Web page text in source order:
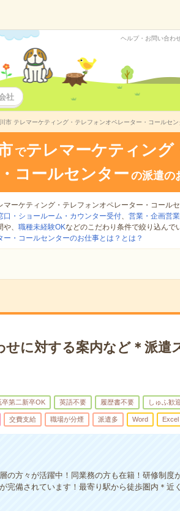
ヘルプ・お問い合わ
社
市 テレマーケティング・テレフォンオペレーター・コールセ
でテレマーケティング
コールセンターの派遣の
ーケティング・テレフォンオペレーター・コールセ
口・ショールーム・カウンター受付、 営業・企画営
、 職種未経験OKなどのこだわり条件で絞り込んで
・コールセンターのお仕事とは？とは？
せに対する案内など＊派遣
卒第二新卒OK 英語不要 履歴書不要 しゅふ歓
交費支給 職場が分煙 派遣多 Word Excel
の方々が活躍中！同業務の方も在籍！研修制度
完備されています！最寄り駅から徒歩圏内＊近